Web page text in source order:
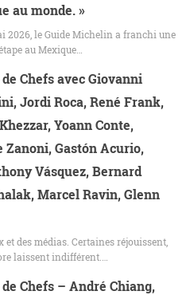
au monde. »
2026, le Guide Michelin a franchi une
au Mexique…
Chefs avec Giovanni
Jordi Roca, René Frank,
Yoann Conte,
Zanoni, Gastón Acurio,
Vásquez, Bernard
Marcel Ravin, Glenn
des médias. Certaines réjouissent,
laissent indifférent.…
Chefs – André Chiang,